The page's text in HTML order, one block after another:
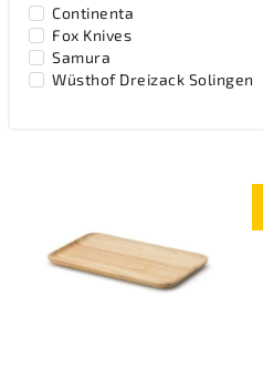
Continenta
Fox Knives
Samura
Wüsthof Dreizack Solingen